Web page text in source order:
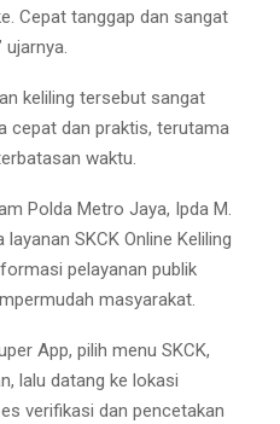
Cepat tanggap dan sangat
ujarnya.
keliling tersebut sangat
cepat dan praktis, terutama
waktu.
Polda Metro Jaya, Ipda M.
SKCK Online Keliling
pelayanan publik
masyarakat.
App, pilih menu SKCK,
lalu datang ke lokasi
verifikasi dan pencetakan